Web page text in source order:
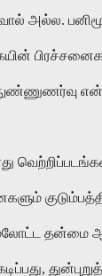
அல்ல.
நுண்ணுணர்வு
தன்மை